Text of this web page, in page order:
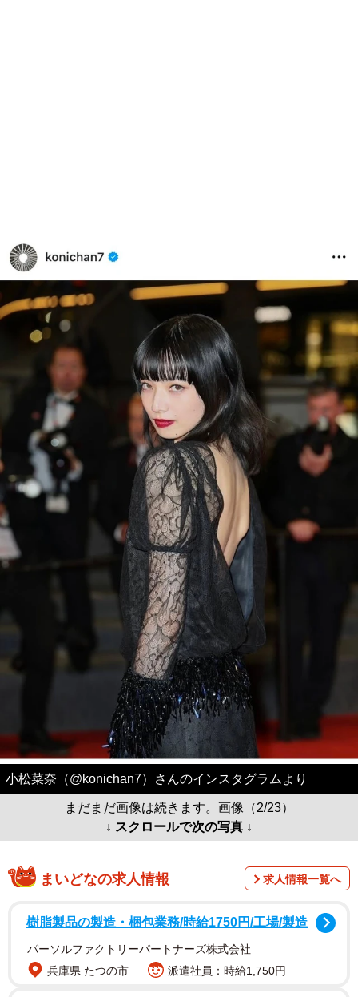
小松菜奈（@konichan7）さんのインスタグラムより
まだまだ画像は続きます。画像（2/23）
↓ スクロールで次の写真 ↓
まいどなの求人情報 求人情報一覧へ
樹脂製品の製造・梱包業務/時給1750円/工場/製造
パーソルファクトリーパートナーズ株式会社
兵庫県 たつの市
派遣社員：時給1,750円